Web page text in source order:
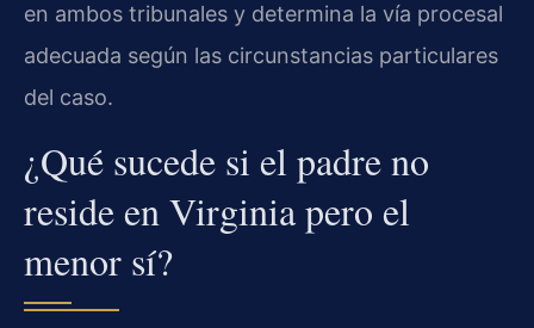
en ambos tribunales y determina la vía procesal
adecuada según las circunstancias particulares
del caso.
¿Qué sucede si el padre no
reside en Virginia pero el
menor sí?